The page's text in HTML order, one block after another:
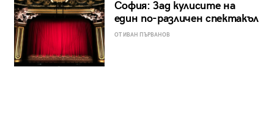
София: Зад кулисите на
един по-различен спектакъл
ОТ ИВАН ПЪРВАНОВ